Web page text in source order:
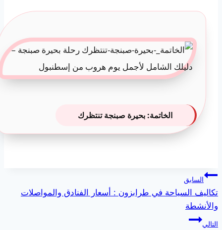
الخاتمة: بحيرة صبنجة تنتظرك
تصفّح
المقالات
السابق
تكاليف السياحة في طرابزون : أسعار الفنادق والمواصلات
والأنشطة
التالي